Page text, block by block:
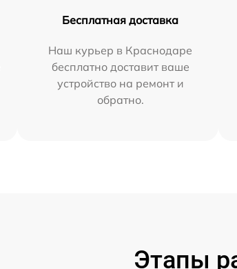
Бесплатная доставка
Наш курьер в Краснодаре
бесплатно доставит ваше
устройство на ремонт и
обратно.
Этапы